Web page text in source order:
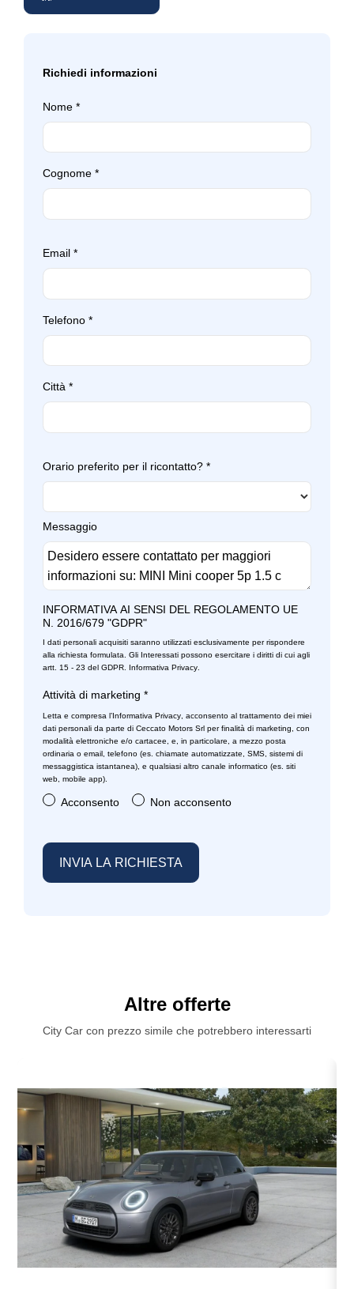
Richiedi informazioni
Nome *
Cognome *
Email *
Telefono *
Città *
Orario preferito per il ricontatto? *
Messaggio
INFORMATIVA AI SENSI DEL REGOLAMENTO UE
N. 2016/679 "GDPR"
I dati personali acquisiti saranno utilizzati esclusivamente per rispondere
alla richiesta formulata. Gli Interessati possono esercitare i diritti di cui agli
artt. 15 - 23 del GDPR.
Informativa Privacy.
Attività di marketing *
Letta e compresa l’ Informativa Privacy, acconsento al trattamento dei miei
dati personali da parte di Ceccato Motors Srl per finalità di marketing, con
modalità elettroniche e/o cartacee, e, in particolare, a mezzo posta
ordinaria o email, telefono (es. chiamate automatizzate, SMS, sistemi di
messaggistica istantanea), e qualsiasi altro canale informatico (es. siti
web, mobile app).
Acconsento Non acconsento
Altre offerte
City Car con prezzo simile che potrebbero interessarti